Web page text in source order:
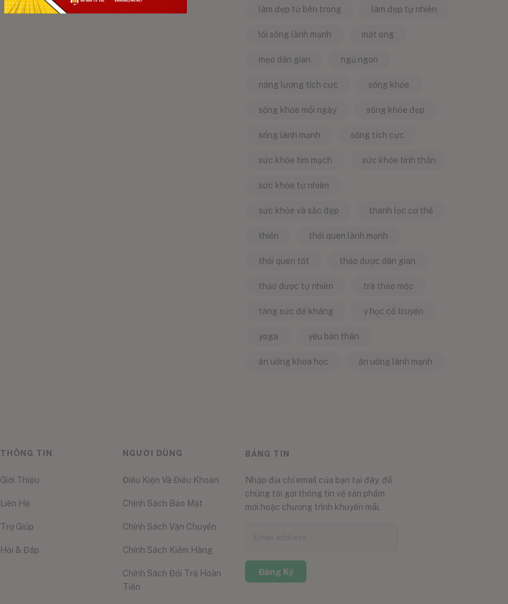
làm đẹp từ bên trong làm đẹp tự nhiên
lối sống lành mạnh mật ong
mẹo dân gian ngủ ngon
năng lượng tích cực sống khỏe
sống khỏe mỗi ngày sống khỏe đẹp
sống lành mạnh sống tích cực
sức khỏe tim mạch sức khỏe tinh thần
sức khỏe tự nhiên
sức khỏe và sắc đẹp thanh lọc cơ thể
thiền thói quen lành mạnh
thói quen tốt thảo dược dân gian
thảo dược tự nhiên trà thảo mộc
tăng sức đề kháng y học cổ truyền
yoga yêu bản thân
ăn uống khoa học ăn uống lành mạnh
THÔNG TIN
Giới Thiệu
Liên Hệ
Trợ Giúp
Hỏi & Đáp
NGƯỜI DÙNG
Điều Kiện Và Điều Khoản
Chính Sách Bảo Mật
Chính Sách Vận Chuyển
Chính Sách Kiểm Hàng
Chính Sách Đổi Trả Hoàn
Tiền
BẢNG TIN
Nhập địa chỉ email của bạn tại đây, để
chúng tôi gởi thông tin về sản phẩm
mới hoặc chương trình khuyến mãi.
Đăng Ký